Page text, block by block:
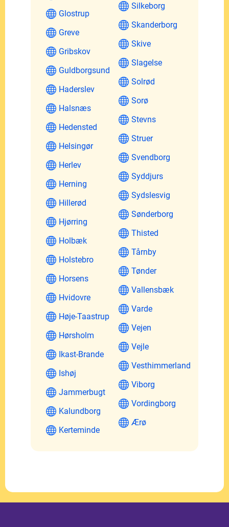
Glostrup
Greve
Gribskov
Guldborgsund
Haderslev
Halsnæs
Hedensted
Helsingør
Herlev
Herning
Hillerød
Hjørring
Holbæk
Holstebro
Horsens
Hvidovre
Høje-Taastrup
Hørsholm
Ikast-Brande
Ishøj
Jammerbugt
Kalundborg
Kerteminde
Silkeborg
Skanderborg
Skive
Slagelse
Solrød
Sorø
Stevns
Struer
Svendborg
Syddjurs
Sydslesvig
Sønderborg
Thisted
Tårnby
Tønder
Vallensbæk
Varde
Vejen
Vejle
Vesthimmerland
Viborg
Vordingborg
Ærø